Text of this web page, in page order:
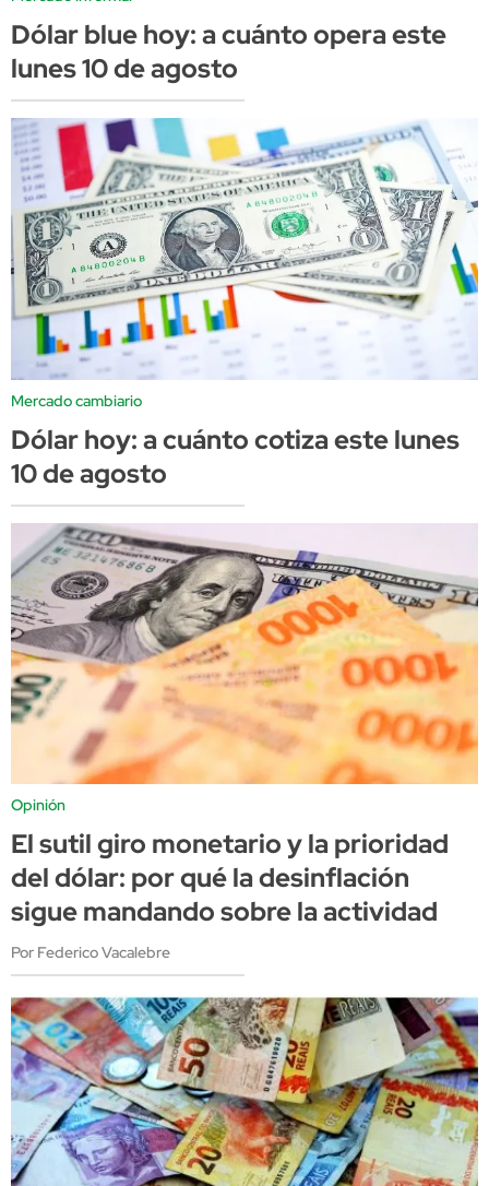
Dólar blue hoy: a cuánto opera este
lunes 10 de agosto
Mercado cambiario
Dólar hoy: a cuánto cotiza este lunes
10 de agosto
Opinión
El sutil giro monetario y la prioridad
del dólar: por qué la desinflación
sigue mandando sobre la actividad
Por Federico Vacalebre